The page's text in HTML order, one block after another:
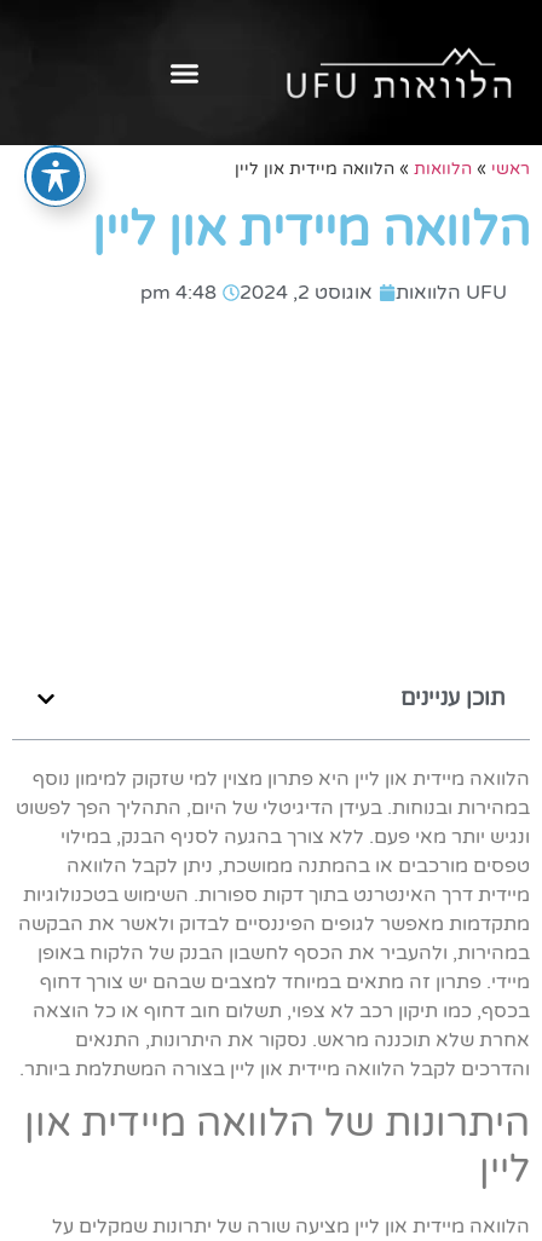
ראשי » הלוואות » הלוואה מיידית און ליין
הלוואה מיידית און ליין
UFU הלוואות אוגוסט 2, 2024 4:48 pm
תוכן עניינים
הלוואה מיידית און ליין היא פתרון מצוין למי שזקוק למימון נוסף
במהירות ובנוחות. בעידן הדיגיטלי של היום, התהליך הפך לפשוט
ונגיש יותר מאי פעם. ללא צורך בהגעה לסניף הבנק, במילוי
טפסים מורכבים או בהמתנה ממושכת, ניתן לקבל הלוואה
מיידית דרך האינטרנט בתוך דקות ספורות. השימוש בטכנולוגיות
מתקדמות מאפשר לגופים הפיננסיים לבדוק ולאשר את הבקשה
במהירות, ולהעביר את הכסף לחשבון הבנק של הלקוח באופן
מיידי. פתרון זה מתאים במיוחד למצבים שבהם יש צורך דחוף
בכסף, כמו תיקון רכב לא צפוי, תשלום חוב דחוף או כל הוצאה
אחרת שלא תוכננה מראש. נסקור את היתרונות, התנאים
והדרכים לקבל הלוואה מיידית און ליין בצורה המשתלמת ביותר.
היתרונות של הלוואה מיידית און
ליין
הלוואה מיידית און ליין מציעה שורה של יתרונות שמקלים על